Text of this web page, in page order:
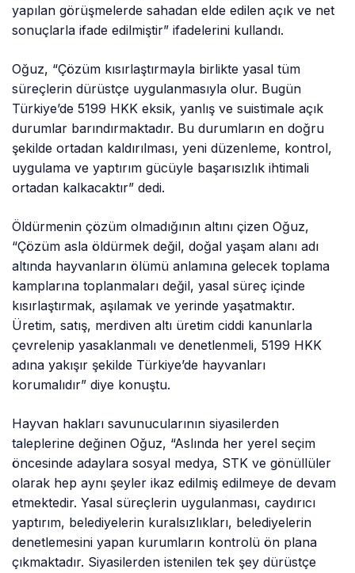
yapılan görüşmelerde sahadan elde edilen açık ve net
sonuçlarla ifade edilmiştir” ifadelerini kullandı.
Oğuz, “Çözüm kısırlaştırmayla birlikte yasal tüm
süreçlerin dürüstçe uygulanmasıyla olur. Bugün
Türkiye’de 5199 HKK eksik, yanlış ve suistimale açık
durumlar barındırmaktadır. Bu durumların en doğru
şekilde ortadan kaldırılması, yeni düzenleme, kontrol,
uygulama ve yaptırım gücüyle başarısızlık ihtimali
ortadan kalkacaktır” dedi.
Öldürmenin çözüm olmadığının altını çizen Oğuz,
“Çözüm asla öldürmek değil, doğal yaşam alanı adı
altında hayvanların ölümü anlamına gelecek toplama
kamplarına toplanmaları değil, yasal süreç içinde
kısırlaştırmak, aşılamak ve yerinde yaşatmaktır.
Üretim, satış, merdiven altı üretim ciddi kanunlarla
çevrelenip yasaklanmalı ve denetlenmeli, 5199 HKK
adına yakışır şekilde Türkiye’de hayvanları
korumalıdır” diye konuştu.
Hayvan hakları savunucularının siyasilerden
taleplerine değinen Oğuz, “Aslında her yerel seçim
öncesinde adaylara sosyal medya, STK ve gönüllüler
olarak hep aynı şeyler ikaz edilmiş edilmeye de devam
etmektedir. Yasal süreçlerin uygulanması, caydırıcı
yaptırım, belediyelerin kuralsızlıkları, belediyelerin
denetlemesini yapan kurumların kontrolü ön plana
çıkmaktadır. Siyasilerden istenilen tek şey dürüstçe